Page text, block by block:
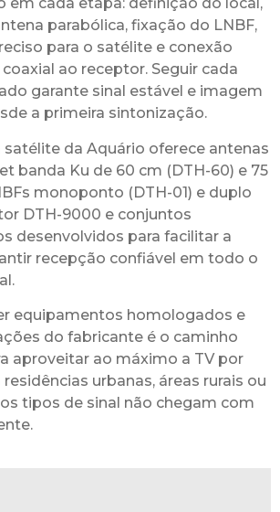
em cada etapa: definição do local,
parabólica, fixação do LNBF,
para o satélite e conexão
ao receptor. Seguir cada
garante sinal estável e imagem
a primeira sintonização.
satélite da Aquário oferece antenas
banda Ku de 60 cm (DTH-60) e 75
monoponto (DTH-01) e duplo
DTH-9000 e conjuntos
desenvolvidos para facilitar a
recepção confiável em todo o
equipamentos homologados e
do fabricante é o caminho
aproveitar ao máximo a TV por
urbanas, áreas rurais ou
tipos de sinal não chegam com